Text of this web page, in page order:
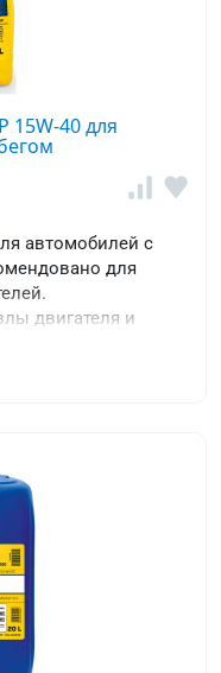
15W-40 для
автомобилей с
для
двигателя и